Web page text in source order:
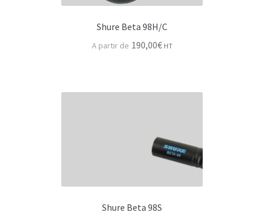
Shure Beta 98H/C
190,00€ HT
Shure Beta 98S